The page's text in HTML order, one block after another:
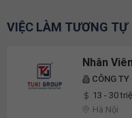
VIỆC LÀM TƯƠNG TỰ
Nhân
CÔNG
13 - 30
Hà Nội